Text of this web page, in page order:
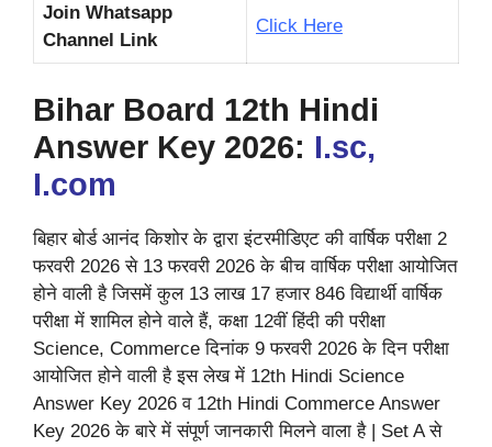
Join Whatsapp
Channel Link
Click Here
Bihar Board 12th Hindi
Answer Key 2026: I.sc,
I.com
बिहार बोर्ड आनंद किशोर के द्वारा इंटरमीडिएट की वार्षिक परीक्षा 2
फरवरी 2026 से 13 फरवरी 2026 के बीच वार्षिक परीक्षा आयोजित
होने वाली है जिसमें कुल 13 लाख 17 हजार 846 विद्यार्थी वार्षिक
परीक्षा में शामिल होने वाले हैं, कक्षा 12वीं हिंदी की परीक्षा
Science, Commerce दिनांक 9 फरवरी 2026 के दिन परीक्षा
आयोजित होने वाली है इस लेख में 12th Hindi Science
Answer Key 2026 व 12th Hindi Commerce Answer
Key 2026 के बारे में संपूर्ण जानकारी मिलने वाला है | Set A से